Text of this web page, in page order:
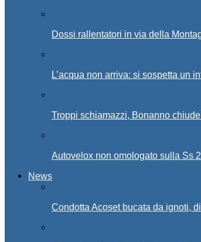
Dossi rallentatori in via della
L’acqua non arriva: si sospetta un
Troppi schiamazzi, Bonanno
Autovelox non omologato sulla Ss
News
Condotta Acoset bucata da ignoti,